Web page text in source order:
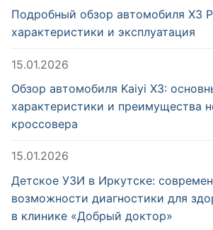
Подробный обзор автомобиля X3
характеристики и эксплуатация
15.01.2026
Обзор автомобиля Kaiyi X3:
характеристики и преимущества
кроссовера
15.01.2026
Детское УЗИ в Иркутске:
возможности диагностики для
в клинике «Добрый доктор»